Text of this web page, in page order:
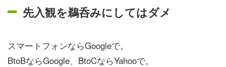
先入観を鵜呑みにしてはダメ
スマートフォンならGoogleで。
BtoBならGoogle、BtoCならYahooで。